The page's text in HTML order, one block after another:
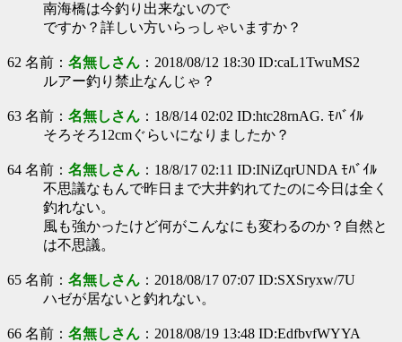
南海橋は今釣り出来ないので
ですか？詳しい方いらっしゃいますか？
62 名前： 名無しさん ：2018/08/12 18:30 ID:caL1TwuMS2
ルアー釣り禁止なんじゃ？
63 名前： 名無しさん ：18/8/14 02:02 ID:htc28rnAG. ﾓﾊﾞｲﾙ
そろそろ12cmぐらいになりましたか？
64 名前： 名無しさん ：18/8/17 02:11 ID:INiZqrUNDA ﾓﾊﾞｲﾙ
不思議なもんで昨日まで大井釣れてたのに今日は全く
釣れない。
風も強かったけど何がこんなにも変わるのか？自然と
は不思議。
65 名前： 名無しさん ：2018/08/17 07:07 ID:SXSryxw/7U
ハゼが居ないと釣れない。
66 名前： 名無しさん ：2018/08/19 13:48 ID:EdfbvfWYYA